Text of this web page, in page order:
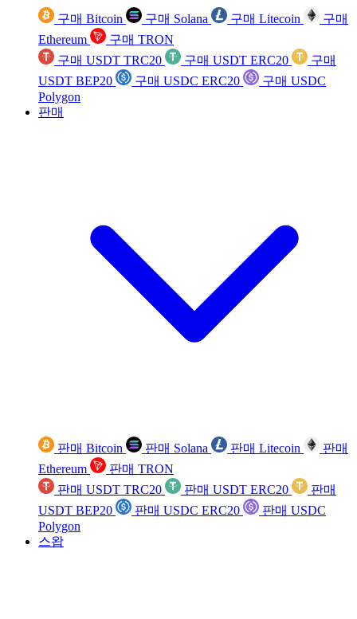
구매 Bitcoin 구매 Solana 구매 Litecoin
구매
Ethereum
구매 TRON
구매 USDT TRC20
구매 USDT ERC20
구매
USDT BEP20
구매 USDC ERC20
구매 USDC
Polygon
판매
판매 Bitcoin 판매 Solana 판매 Litecoin
판매
Ethereum
판매 TRON
판매 USDT TRC20
판매 USDT ERC20
판매
USDT BEP20
판매 USDC ERC20
판매 USDC
Polygon
스왑